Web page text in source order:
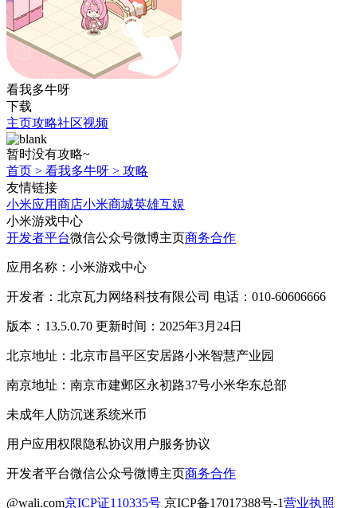
看我多牛呀
下载
主页攻略社区视频
暂时没有攻略~
首页 > 看我多牛呀 > 攻略
友情链接
小米应用商店小米商城英雄互娱
小米游戏中心
开发者平台微信公众号微博主页商务合作
应用名称：小米游戏中心
开发者：北京瓦力网络科技有限公司 电话：010-60606666
版本：13.5.0.70 更新时间：2025年3月24日
北京地址：北京市昌平区安居路小米智慧产业园
南京地址：南京市建邺区永初路37号小米华东总部
未成年人防沉迷系统米币
用户应用权限隐私协议用户服务协议
开发者平台微信公众号微博主页商务合作
@wali.com京ICP证110335号 京ICP备17017388号-1营业执照